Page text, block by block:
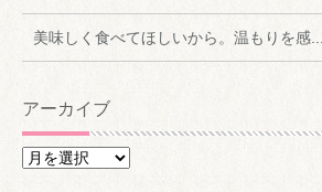
美味しく食べてほしいから。温もりを感...
アーカイブ
ア